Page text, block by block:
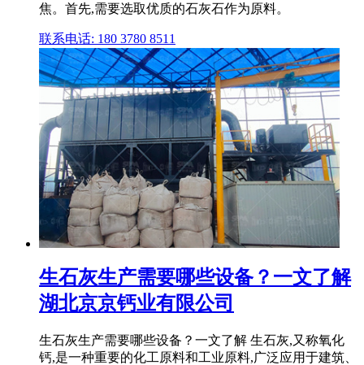
焦。首先,需要选取优质的石灰石作为原料。
联系电话: 180 3780 8511
生石灰生产需要哪些设备？一文了解
湖北京京钙业有限公司
生石灰生产需要哪些设备？一文了解 生石灰,又称氧化
钙,是一种重要的化工原料和工业原料,广泛应用于建筑、